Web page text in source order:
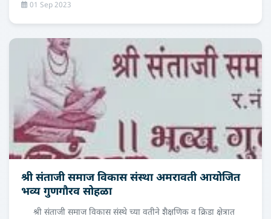
01 Sep 2023
श्री संताजी समाज विकास संस्था अमरावती आयोजित
भव्य गुणगौरव सोहळा
श्री संताजी समाज विकास संस्थे च्या वतीने शैक्षणिक व क्रिडा क्षेत्रात